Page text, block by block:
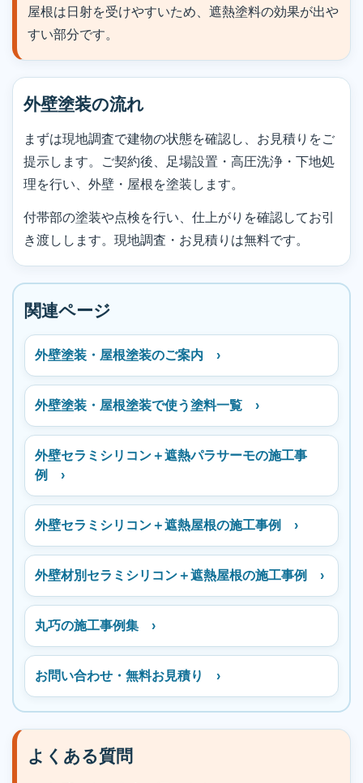
屋根は日射を受けやすいため、遮熱塗料の効果が出や
すい部分です。
外壁塗装の流れ
まずは現地調査で建物の状態を確認し、お見積りをご
提示します。ご契約後、足場設置・高圧洗浄・下地処
理を行い、外壁・屋根を塗装します。
付帯部の塗装や点検を行い、仕上がりを確認してお引
き渡しします。現地調査・お見積りは無料です。
関連ページ
外壁塗装・屋根塗装のご案内 ›
外壁塗装・屋根塗装で使う塗料一覧 ›
外壁セラミシリコン＋遮熱パラサーモの施工事
例 ›
外壁セラミシリコン＋遮熱屋根の施工事例 ›
外壁材別セラミシリコン＋遮熱屋根の施工事例 ›
丸巧の施工事例集 ›
お問い合わせ・無料お見積り ›
よくある質問